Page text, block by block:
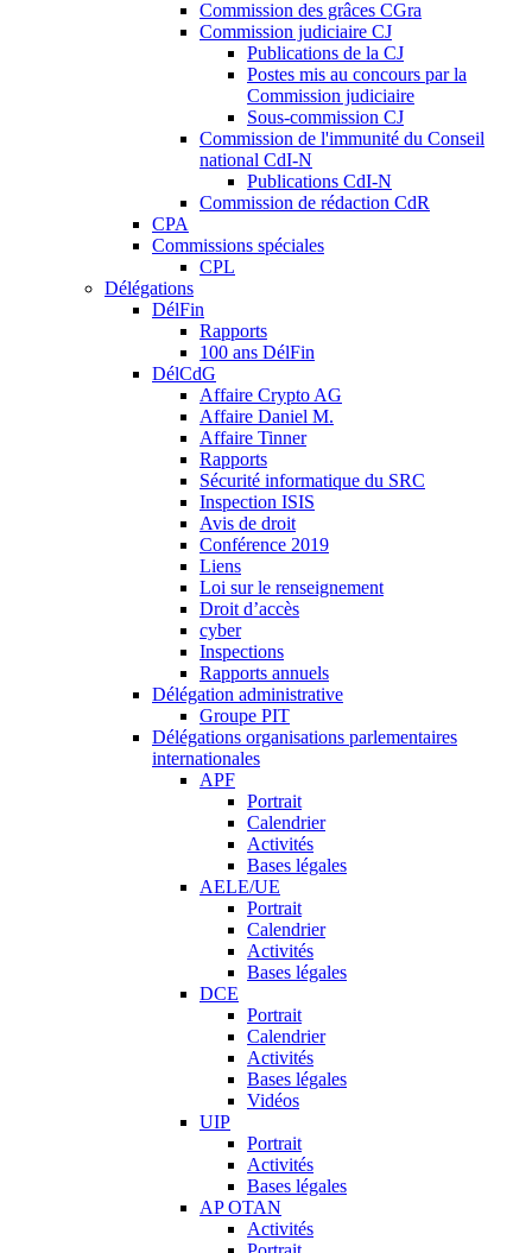
Commission des grâces CGra
Commission judiciaire CJ
Publications de la CJ
Postes mis au concours par la
Commission judiciaire
Sous-commission CJ
Commission de l'immunité du Conseil
national CdI-N
Publications CdI-N
Commission de rédaction CdR
CPA
Commissions spéciales
CPL
Délégations
DélFin
Rapports
100 ans DélFin
DélCdG
Affaire Crypto AG
Affaire Daniel M.
Affaire Tinner
Rapports
Sécurité informatique du SRC
Inspection ISIS
Avis de droit
Conférence 2019
Liens
Loi sur le renseignement
Droit d’accès
cyber
Inspections
Rapports annuels
Délégation administrative
Groupe PIT
Délégations organisations parlementaires
internationales
APF
Portrait
Calendrier
Activités
Bases légales
AELE/UE
Portrait
Calendrier
Activités
Bases légales
DCE
Portrait
Calendrier
Activités
Bases légales
Vidéos
UIP
Portrait
Activités
Bases légales
AP OTAN
Activités